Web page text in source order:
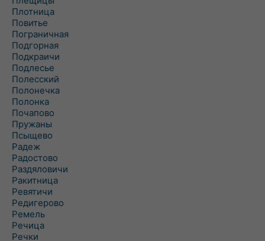
Плотница
Повитье
Пограничная
Подгорная
Подкраичи
Подлесье
Полесский
Полонечка
Полонка
Почапово
Пружаны
Псыщево
Радеж
Радостово
Раздяловичи
Ракитница
Ревятичи
Редигерово
Ремель
Речица
Речки